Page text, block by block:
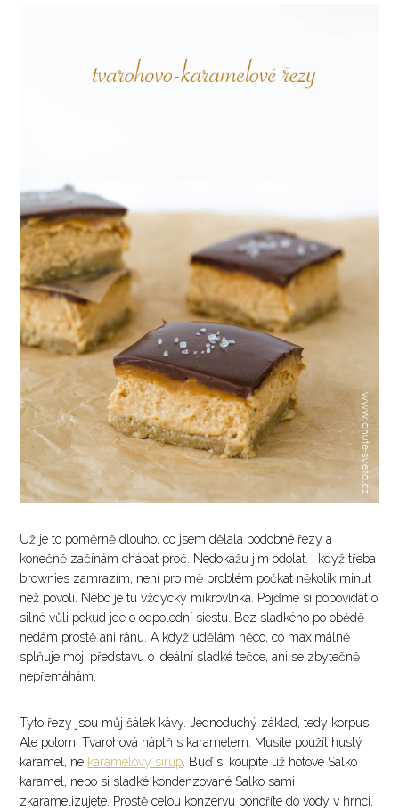
Už je to poměrně dlouho, co jsem dělala podobné řezy a
konečně začínám chápat proč. Nedokážu jim odolat. I když třeba
brownies zamrazím, není pro mě problém počkat několik minut
než povolí. Nebo je tu vždycky mikrovlnka. Pojďme si popovídat o
silné vůli pokud jde o odpolední siestu. Bez sladkého po obědě
nedám prostě ani ránu. A když udělám něco, co maximálně
splňuje moji představu o ideální sladké tečce, ani se zbytečně
nepřemáhám.
Tyto řezy jsou můj šálek kávy. Jednoduchý základ, tedy korpus.
Ale potom. Tvarohová náplň s karamelem. Musíte použít hustý
karamel, ne karamelový sirup . Buď si koupíte už hotové Salko
karamel, nebo si sladké kondenzované Salko sami
zkaramelizujete. Prostě celou konzervu ponoříte do vody v hrnci,